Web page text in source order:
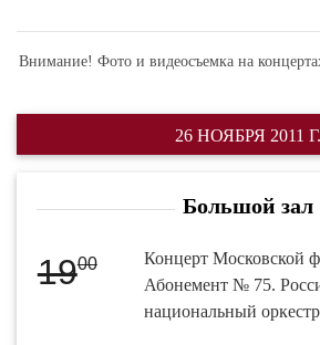
Внимание! Фото и видеосъемка на
26 НОЯБРЯ 2011 Г.
Большой зал
1900
Концерт Московской
Абонемент № 75.
национальный оркестр